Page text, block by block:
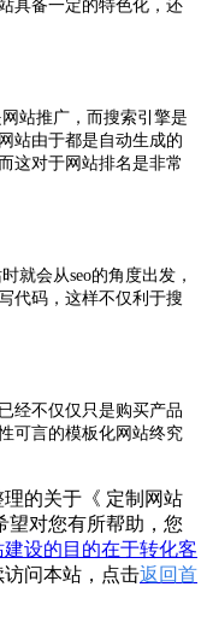
具备一定的特色化，还
站推广，而搜索引擎是
站由于都是自动生成的
这对于网站排名是非常
会从seo的角度出发，
代码，这样不仅利于搜
不仅仅只是购买产品
可言的模板化网站终究
的关于《 定制网站
望对您有所帮助，您
设的目的在于转化客
问本站，点击返回首